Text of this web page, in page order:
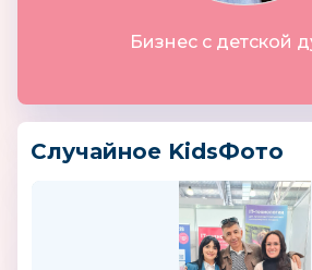
Бизнес с детской
Случайное KidsФото